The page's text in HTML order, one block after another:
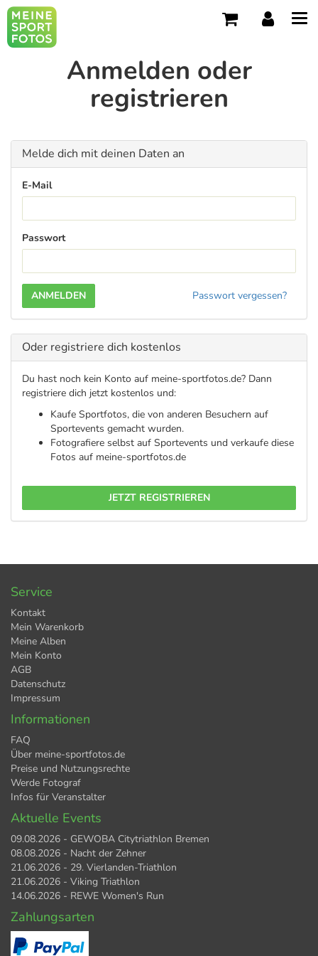
Anmelden oder
registrieren
Melde dich mit deinen Daten an
E-Mail
Passwort
Passwort vergessen?
Oder registriere dich kostenlos
Du hast noch kein Konto auf meine-sportfotos.de? Dann
registriere dich jetzt kostenlos und:
Kaufe Sportfotos, die von anderen Besuchern auf
Sportevents gemacht wurden.
Fotografiere selbst auf Sportevents und verkaufe diese
Fotos auf meine-sportfotos.de
JETZT REGISTRIEREN
Service
Kontakt
Mein Warenkorb
Meine Alben
Mein Konto
AGB
Datenschutz
Impressum
Informationen
FAQ
Über meine-sportfotos.de
Preise und Nutzungsrechte
Werde Fotograf
Infos für Veranstalter
Aktuelle Events
09.08.2026 - GEWOBA Citytriathlon Bremen
08.08.2026 - Nacht der Zehner
21.06.2026 - 29. Vierlanden-Triathlon
21.06.2026 - Viking Triathlon
14.06.2026 - REWE Women's Run
Zahlungsarten